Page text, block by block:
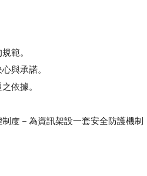
範。
與承諾。
依據。
度 – 為資訊架設一套安全防護機制